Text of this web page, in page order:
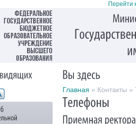
Перейти
Главная » Контакты